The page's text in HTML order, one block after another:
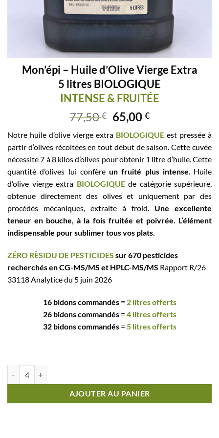
Mon’épi – Huile d’Olive Vierge Extra
5 litres BIOLOGIQUE
INTENSE & FRUITÉE
77,50€ 65,00€
Notre huile d’olive vierge extra BIOLOGIQUE est pressée à
partir d’olives récoltées en tout début de saison. Cette cuvée
nécessite 7 à 8 kilos d’olives pour obtenir 1 litre d’huile. Cette
quantité d’olives lui confère un fruité plus intense. Huile
d’olive vierge extra BIOLOGIQUEde catégorie supérieure,
obtenue directement des olives et uniquement par des
procédés mécaniques, extraite à froid. Une excellente
teneur en bouche, à la fois fruitée et poivrée. L’élément
indispensable pour sublimer tous vos plats.
ZÉRO RÈSIDU DE PESTICIDES sur 670 pesticides
recherchés en CG-MS/MS et HPLC-MS/MS Rapport R/26
33118 Analytice du 5 juin 2026
16 bidons commandés= 2 litres offerts
26 bidons commandés= 4 litres offerts
32 bidons commandés= 5 litres offerts
AJOUTER AU PANIER